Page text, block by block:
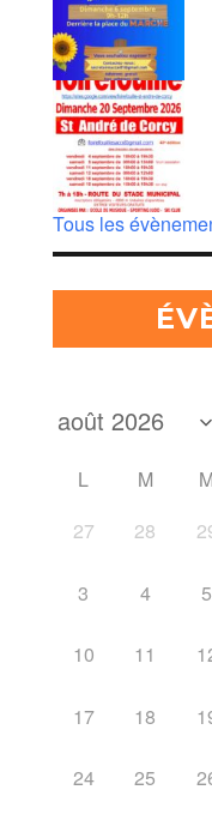
Tous les
L M M
27
28
3 4 5
10 11
17 18
24 25